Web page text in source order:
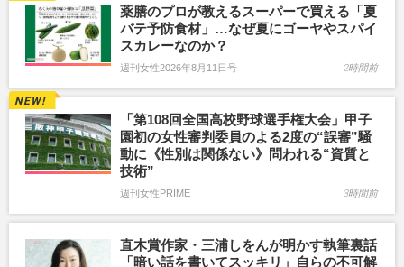
薬膳のプロが教えるスーパーで買える「夏
バテ予防食材」…なぜ夏にゴーヤやスパイ
スカレーなのか？
週刊女性2026年8月11日号 2時間前
「第108回全国高校野球選手権大会」甲子
園初の女性審判委員のよる2度の“誤審”騒
動に《性別は関係ない》問われる“資質と
技術”
週刊女性PRIME 3時間前
直木賞作家・三浦しをんが明かす執筆裏話
「暗い話を書いてスッキリ」自らの不可解